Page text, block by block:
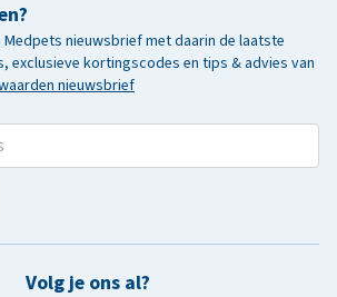
nieuwsbrief met daarin de laatste
exclusieve kortingscodes en tips & advies van
nieuwsbrief
Volg je ons al?